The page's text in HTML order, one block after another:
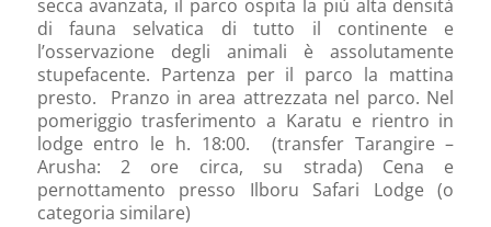
secca avanzata, il parco ospita la più alta densità
di fauna selvatica di tutto il continente e
l’osservazione degli animali è assolutamente
stupefacente. Partenza per il parco la mattina
presto. Pranzo in area attrezzata nel parco. Nel
pomeriggio trasferimento a Karatu e rientro in
lodge entro le h. 18:00. (transfer Tarangire –
Arusha: 2 ore circa, su strada) Cena e
pernottamento presso Ilboru Safari Lodge (o
categoria similare)